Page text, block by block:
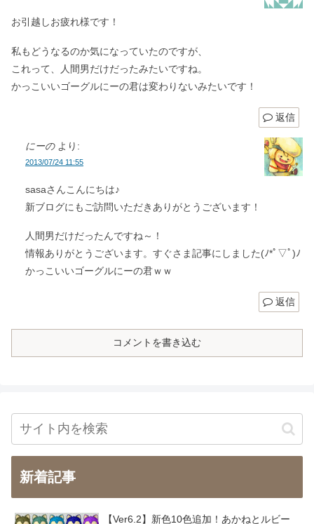
お引越しお疲れ様です！
私もどうなるのか気になっていたのですが、
これって、人間男だけだったみたいですね。
かっこいいゴーグルにーの君は変わりないみたいです！
返信
にーの より:
2013/07/24 11:55
sasaさんこんにちは♪
新ブログにもご訪問いただきありがとうございます！
人間男だけだったんですね～！
情報ありがとうございます。すぐさま記事にしました(ﾉ*ﾟ▽ﾟ)ﾉ
かっこいいゴーグルにーの君ｗｗ
返信
コメントを書き込む
新着記事
【Ver6.2】新色10色追加！あかねとルビー